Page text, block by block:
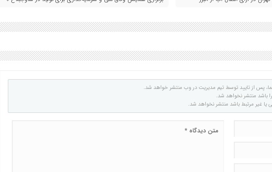
پس از تایید توسط تیم مدیریت در وب منتشر خواهد شد.
باشد منتشر نخواهد شد.
یا غیر مرتبط باشد منتشر نخواهد شد.